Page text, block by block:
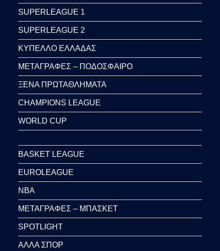
SUPERLEAGUE 1
SUPERLEAGUE 2
ΚΥΠΕΛΛΟ ΕΛΛΑΔΑΣ
ΜΕΤΑΓΡΑΦΕΣ – ΠΟΔΟΣΦΑΙΡΟ
ΞΕΝΑ ΠΡΩΤΑΘΛΗΜΑΤΑ
CHAMPIONS LEAGUE
WORLD CUP
BASKET LEAGUE
EUROLEAGUE
NBA
ΜΕΤΑΓΡΑΦΕΣ – ΜΠΑΣΚΕΤ
SPOTLIGHT
ΑΛΛΑ ΣΠΟΡ